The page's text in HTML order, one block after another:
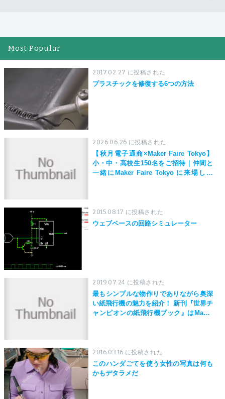
Most Popular
2017.02.27 に投稿された
プラスチックを修復する6つの方法
2026.06.26 に投稿された
【秋月電子通商×Maker Faire Tokyo】
小・中・高校生150名をご招待｜仲間と
一緒にMaker Faire Tokyo に来場しよ
2015.08.17 に投稿された
ウェブベースの回路シミュレーター
2019.07.24 に投稿された
最もシンプルな物作りでありながら奥深
い紙飛行機の魅力を紹介！ 新刊『世界チ
ャンピオンの紙飛行機ブック』はMaker
2016.03.16 に投稿された
このハンダごてを使う女性の写真は何も
かもデタラメだ